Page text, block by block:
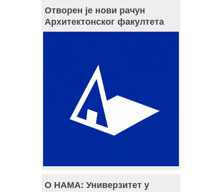
Отворен је нови рачун
Архитектонског факултета
О НАМА: Универзитет у